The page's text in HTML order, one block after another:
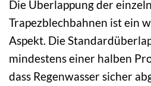
Die Überlappung der
Trapezblechbahnen ist ein
Aspekt. Die
mindestens einer halben
dass Regenwasser sicher